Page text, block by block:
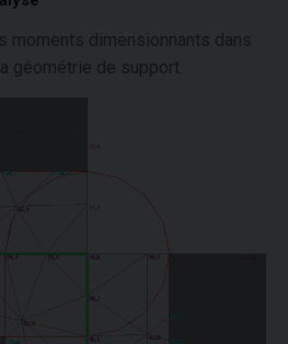
moments dimensionnants dans
géométrie de support.